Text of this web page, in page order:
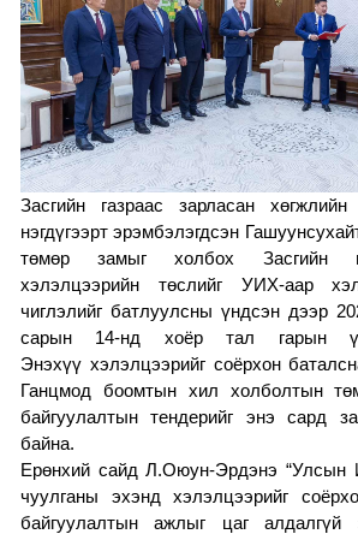
Засгийн газраас зарласан хөгжлийн
нэгдүгээрт эрэмбэлэгдсэн
төмөр замыг холбох Засгийн
хэлэлцээрийн төслийг УИХ-аар
чиглэлийг батлуулсны үндсэн дээр
сарын 14-нд хоёр тал гарын
Энэхүү хэлэлцээрийг соёрхон
Ганцмод боомтын хил холболтын
байгуулалтын тендерийг энэ сард
байна.
Ерөнхий сайд Л.Оюун-Эрдэнэ “Улсын
чуулганы эхэнд хэлэлцээрийг
байгуулалтын ажлыг цаг алдалгүй